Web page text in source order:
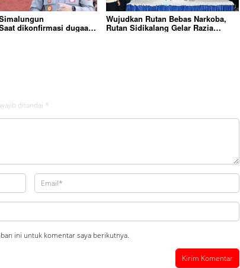
dikonfirmasi dugaan
Wujudkan Rutan Bebas Narkoba,
Rutan Sidikalang Gelar Razia
ditandai *
ini untuk komentar saya berikutnya.